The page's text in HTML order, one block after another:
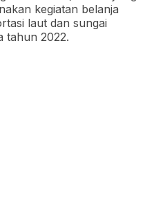
kegiatan belanja
laut dan sungai
tahun 2022.